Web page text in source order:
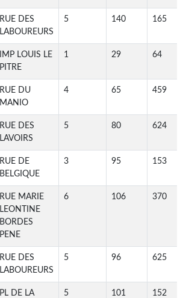
RUE DES
LABOUREURS
5 140 165
IMP LOUIS LE
PITRE
1 29 64
RUE DU
MANIO
4 65 459
RUE DES
LAVOIRS
5 80 624
RUE DE
BELGIQUE
3 95 153
RUE MARIE
LEONTINE
BORDES
PENE
6 106 370
RUE DES
LABOUREURS
5 96 625
PL DE LA
5 101 152